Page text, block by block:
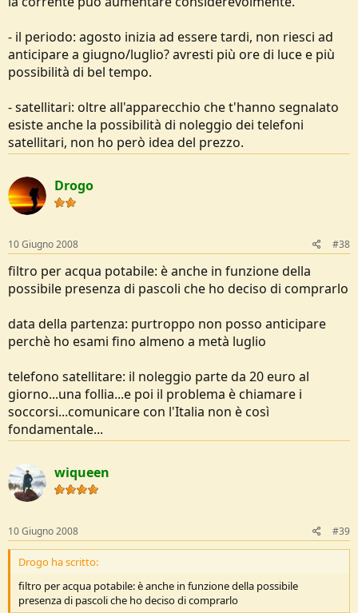
- il periodo: agosto inizia ad essere tardi, non riesci ad
anticipare a giugno/luglio? avresti più ore di luce e più
possibilità di bel tempo.
- satellitari: oltre all'apparecchio che t'hanno segnalato
esiste anche la possibilità di noleggio dei telefoni
satellitari, non ho però idea del prezzo.
Drogo
10 Giugno 2008 #38
filtro per acqua potabile: è anche in funzione della
possibile presenza di pascoli che ho deciso di comprarlo
data della partenza: purtroppo non posso anticipare
perchè ho esami fino almeno a metà luglio
telefono satellitare: il noleggio parte da 20 euro al
giorno...una follia...e poi il problema è chiamare i
soccorsi...comunicare con l'Italia non è così
fondamentale...
wiqueen
10 Giugno 2008 #39
Drogo ha scritto:
filtro per acqua potabile: è anche in funzione della possibile
presenza di pascoli che ho deciso di comprarlo